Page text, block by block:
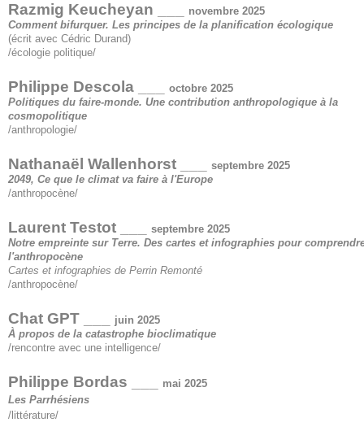
Razmig Keucheyan ___
novembre 2025
Comment bifurquer. Les principes de la planification écologique
(écrit avec Cédric Durand)
/écologie politique/
Philippe Descola ___
octobre 2025
Politiques du faire-monde. Une contribution anthropologique à la
cosmopolitique
/anthropologie/
Nathanaël Wallenhorst ___
septembre 2025
2049, Ce que le climat va faire à l'Europe
/anthropocène/
Laurent Testot ___
septembre 2025
Notre empreinte sur Terre. Des cartes et infographies pour
l'anthropocène
Cartes et infographies de Perrin Remonté
/anthropocène/
Chat GPT ___
juin 2025
À propos de la catastrophe bioclimatique
/rencontre avec une intelligence/
Philippe Bordas ___
mai 2025
Les Parrhésiens
/littérature/